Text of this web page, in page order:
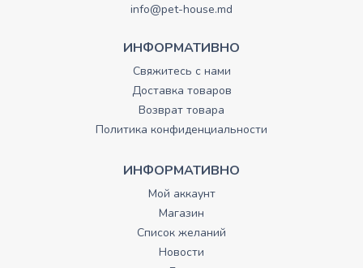
info@pet-house.md
ИНФОРМАТИВНО
Свяжитесь с нами
Доставка товаров
Возврат товара
Политика конфиденциальности
ИНФОРМАТИВНО
Мой аккаунт
Магазин
Список желаний
Новости